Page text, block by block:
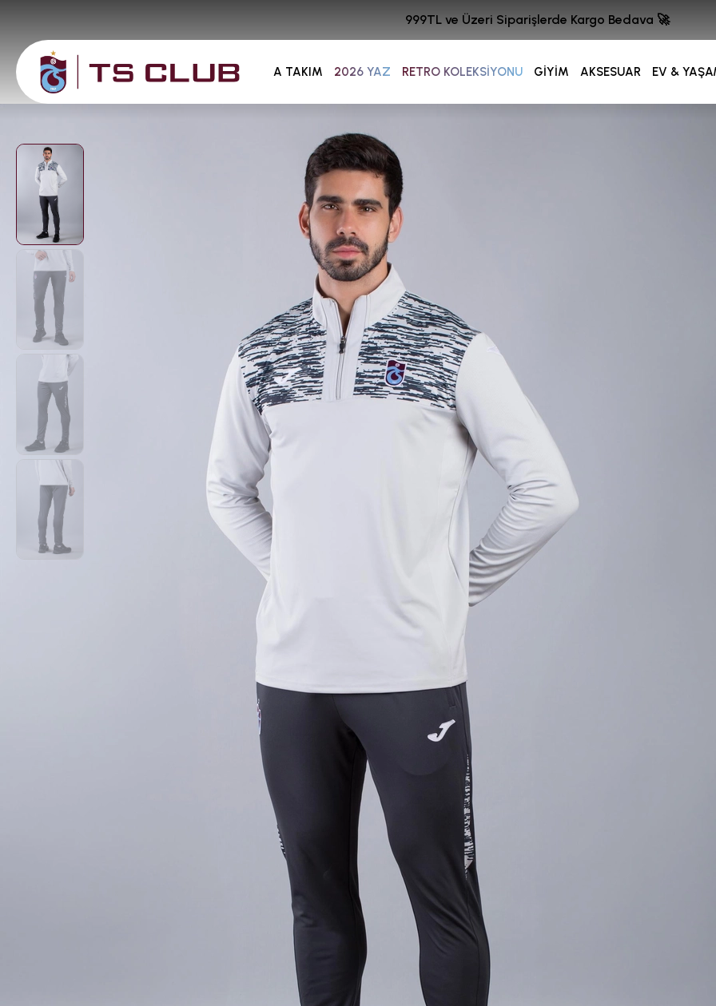
A TAKIM 2026 YAZ RETRO KOLEKSİYONU GİYİM AKSESUAR EV &
999TL ve Üzeri Siparişlerde Kargo Bedava 🚀